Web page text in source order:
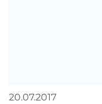
20.07.2017